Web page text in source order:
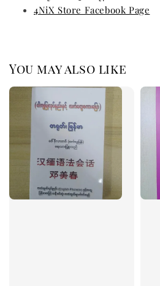
4NiX Store Facebook Page
You may also like